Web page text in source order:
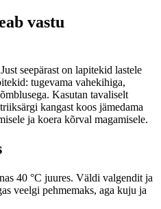
vastu
seepärast on lapitekid lastele
tugevama vahekihiga,
Kasutan tavaliselt
kangast koos jämedama
ja koera kõrval magamisele.
40 °C juures. Väldi valgendit ja
veelgi pehmemaks, aga kuju ja